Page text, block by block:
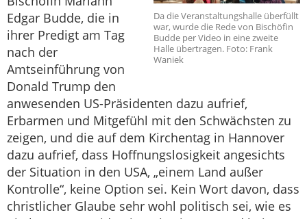
Da die Veranstaltungshalle überfüllt
war, wurde die Rede von Bischöfin
Budde per Video in eine zweite
Halle übertragen. Foto: Frank
Waniek
Edgar Budde, die in
ihrer Predigt am Tag
nach der
Amtseinführung von
Donald Trump den
anwesenden US-Präsidenten dazu aufrief,
Erbarmen und Mitgefühl mit den Schwächsten zu
zeigen, und die auf dem Kirchentag in Hannover
dazu aufrief, dass Hoffnungslosigkeit angesichts
der Situation in den USA, „einem Land außer
Kontrolle“, keine Option sei. Kein Wort davon, dass
christlicher Glaube sehr wohl politisch sei, wie es